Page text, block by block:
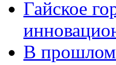
Гайское
В прошлом